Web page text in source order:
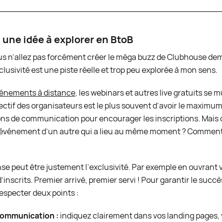
idée à explorer en BtoB
n’allez pas forcément créer le méga buzz de Clubhouse
est une piste réelle et trop peu explorée à mon sens.
à distance, les webinars et autres live gratuits se
des organisateurs est le plus souvent d’avoir le
de communication pour encourager les inscriptions. Mais
d’un autre qui a lieu au même moment ?
peut être justement l’exclusivité. Par exemple en ouvrant
Premier arrivé, premier servi ! Pour garantir le
deux points :
: indiquez clairement dans vos landing pages,